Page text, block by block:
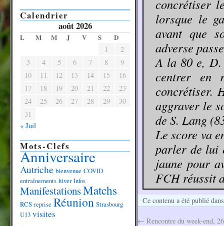
concrétiser
lorsque le
avant que
adverse
A la 80 e,
centrer en
concrétiser.
aggraver le
de S. Lang
Le score va
parler de lui
jaune pour
FCH réussit
Ce contenu a été publié
← Rencontre du week-end,
Calendrier
août 2026
L M M J V S D
1
2
3
4 5 6 7 8
9
10
11 12 13 14 15
16
17
18 19 20 21 22
23
24
25 26 27 28 29
30
31
« Juil
Mots-Clefs
Anniversaire
Autriche bienvenue COVID
entraînements hiver Infos
ManifestationsMatchs
RCS reprise Réunion Strasbourg
U13 visites